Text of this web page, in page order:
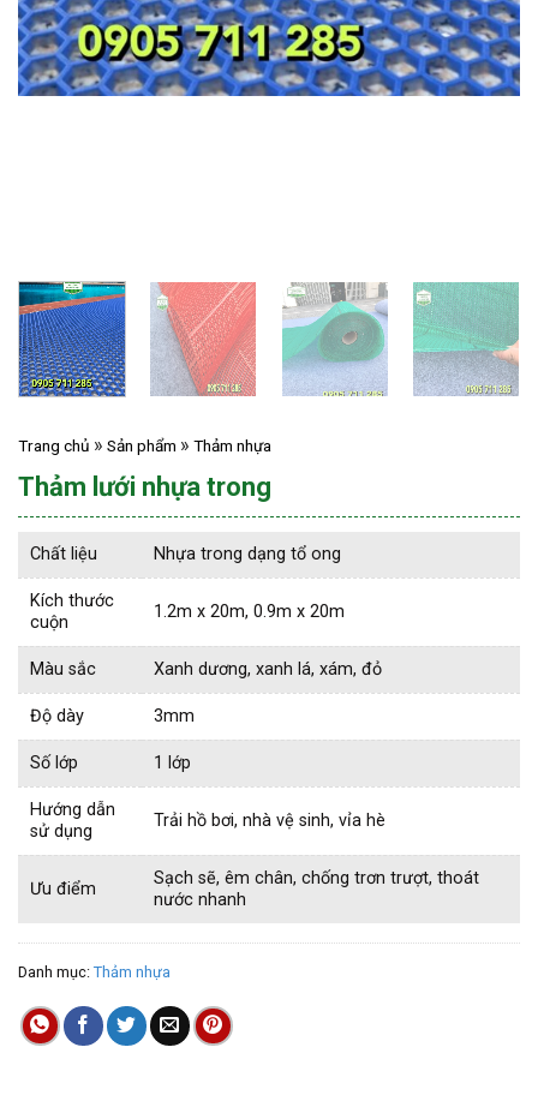
Trang chủ Sản phẩm Thảm nhựa
Thảm lưới nhựa trong
Chất liệu Nhựa trong dạng tổ ong
Kích thước
cuộn
1.2m x 20m, 0.9m x 20m
Màu sắc Xanh dương, xanh lá, xám, đỏ
Độ dày 3mm
Số lớp 1 lớp
Hướng dẫn
sử dụng
Trải hồ bơi, nhà vệ sinh, vỉa hè
Ưu điểm
Sạch sẽ, êm chân, chống trơn trượt, thoát
nước nhanh
Danh mục: Thảm nhựa